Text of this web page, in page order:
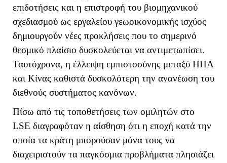
επιδοτήσεις και η επιστροφή του βιομηχανικού
σχεδιασμού ως εργαλείου γεωοικονομικής ισχύος
δημιουργούν νέες προκλήσεις που το σημερινό
θεσμικό πλαίσιο δυσκολεύεται να αντιμετωπίσει.
Ταυτόχρονα, η έλλειψη εμπιστοσύνης μεταξύ ΗΠΑ
και Κίνας καθιστά δυσκολότερη την ανανέωση του
διεθνούς συστήματος κανόνων.
Πίσω από τις τοποθετήσεις των ομιλητών στο
LSE διαγραφόταν η αίσθηση ότι η εποχή κατά την
οποία τα κράτη μπορούσαν μόνα τους να
διαχειριστούν τα παγκόσμια προβλήματα πλησιάζει